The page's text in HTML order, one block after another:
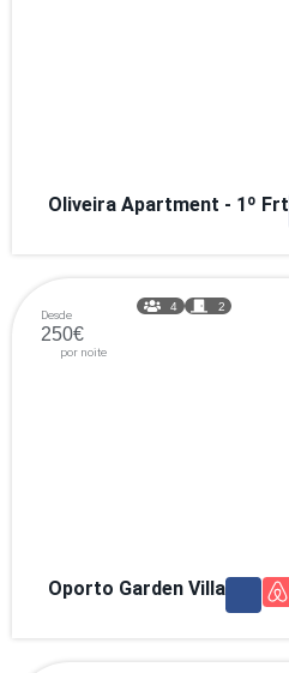
Oliveira Apartment - 1º Frt
Desde
250€
por noite
4 2
Oporto Garden Villa